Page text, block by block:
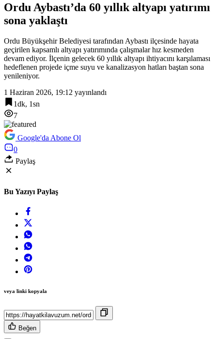
Ordu Aybastı’da 60 yıllık altyapı yatırımı
sona yaklaştı
Ordu Büyükşehir Belediyesi tarafından Aybastı ilçesinde hayata
geçirilen kapsamlı altyapı yatırımında çalışmalar hız kesmeden
devam ediyor. İlçenin gelecek 60 yıllık altyapı ihtiyacını karşılaması
hedeflenen projede içme suyu ve kanalizasyon hatları baştan sona
yenileniyor.
1 Haziran 2026, 19:12 yayınlandı
1dk, 1sn
7
Google'da Abone Ol
0
Paylaş
Bu Yazıyı Paylaş
veya linki kopyala
Beğen